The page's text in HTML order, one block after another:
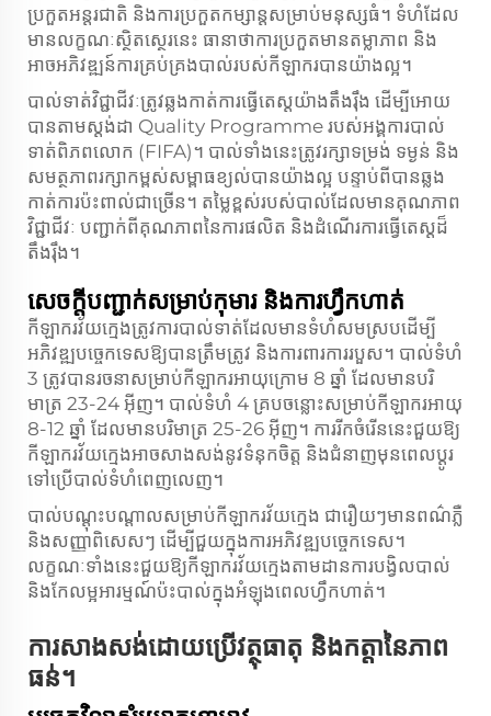
ប្រកួត​អន្តរជាតិ និង​ការ​ប្រកួត​កម្សាន្ត​សម្រាប់​មនុស្ស​ធំ។ ទំហំ​ដែល​
មាន​លក្ខណៈ​ស្ថិតស្ថេរ​នេះ ធានា​ថា​ការ​ប្រកួត​មាន​តម្លាភាព និង​
អាច​អភិវឌ្ឍន៍​ការ​គ្រប់គ្រង​បាល់​របស់​កីឡាករ​បាន​យ៉ាង​ល្អ។
បាល់ទាត់​វិជ្ជាជីវៈ​ត្រូវ​ឆ្លងកាត់​ការ​ធ្វើ​តេស្ត​យ៉ាង​តឹងរ៉ឹង ដើម្បី​អោយ​
បាន​តាម​ស្តង់ដា Quality Programme របស់​អង្គការ​បាល់
ទាត់​ពិភពលោក (FIFA)។ បាល់ទាំង​នេះ​ត្រូវ​រក្សា​ទម្រង់ ទម្ងន់ និង​
សមត្ថភាព​រក្សា​កម្ពស់​សម្ពាធខ្យល់​បាន​យ៉ាង​ល្អ បន្ទាប់​ពី​បាន​ឆ្លង
កាត់​ការ​ប៉ះ​ពាល់​ជា​ច្រើន។ តម្លៃ​ខ្ពស់​របស់​បាល់​ដែល​មាន​គុណភាព​
វិជ្ជាជីវៈ បញ្ជាក់​ពី​គុណភាព​នៃ​ការ​ផលិត និង​ដំណើរការ​ធ្វើ​តេស្ត​ដ៏​
តឹងរ៉ឹង។
សេចក្តី​បញ្ជាក់​សម្រាប់​កុមារ និង​ការ​ហ្វឹកហាត់
កីឡាករវ័យក្មេង​ត្រូវការ​បាល់​ទាត់​ដែលមាន​ទំហំ​សមស្រប​ដើម្បី​
អភិវឌ្ឍ​បច្ចេកទេស​ឱ្យបាន​ត្រឹមត្រូវ និង​ការពារ​ការរបួស​។ បាល់ទំហំ​
3 ត្រូវបាន​រចនា​សម្រាប់​កីឡាករ​អាយុ​ក្រោម 8 ឆ្នាំ ដែលមាន​បរិ
មាត្រ 23-24 អ៊ីញ។ បាល់ទំហំ 4 គ្រប​ចន្លោះ​សម្រាប់​កីឡាករ​អាយុ
8-12 ឆ្នាំ ដែលមាន​បរិមាត្រ 25-26 អ៊ីញ។ ការ​រីក​ចំរើន​នេះ​ជួយ​ឱ្យ​
កីឡាករ​វ័យក្មេង​អាច​សាងសង់​នូវ​ទំនុកចិត្ត និង​ជំនាញ​មុន​ពេល​ប្តូរ​
ទៅ​ប្រើ​បាល់​ទំហំ​ពេញលេញ​។
បាល់​បណ្តុះបណ្តាល​សម្រាប់​កីឡាករ​វ័យក្មេង ជារឿយៗ​មាន​ពណ៌​ភ្លឺ
និង​សញ្ញា​ពិសេសៗ ដើម្បី​ជួយ​ក្នុង​ការ​អភិវឌ្ឍ​បច្ចេកទេស​។
លក្ខណៈ​ទាំង​នេះ​ជួយ​ឱ្យ​កីឡាករ​វ័យក្មេង​តាមដាន​ការ​បង្វិល​បាល់
និង​កែលម្អ​អារម្មណ៍​ប៉ះ​បាល់​ក្នុង​អំឡុង​ពេល​ហ្វឹកហាត់​។
ការ​សាងសង់​ដោយ​ប្រើ​វត្ថុធាតុ និង​កត្តា​នៃ​ភាព​
ធន់​។